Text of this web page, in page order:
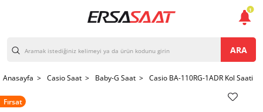
ARA
Anasayfa > Casio Saat > Baby-G Saat > Casio BA-110RG-1ADR Kol Saati
Fırsat
1